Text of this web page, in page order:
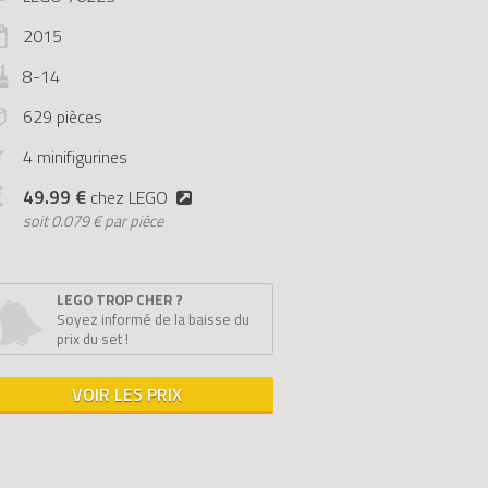
2015
8-14
629 pièces
4 minifigurines
49.99 € chez LEGO
soit0.079 € par pièce
LEGO TROP CHER ?
Soyez informé de la baisse du
prix du set !
VOIR LES PRIX